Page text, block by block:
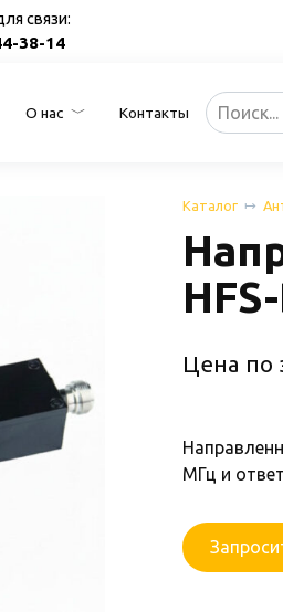
связи:
38-14
О нас Контакты
Search
for:
Каталог
Цена по
МГц и